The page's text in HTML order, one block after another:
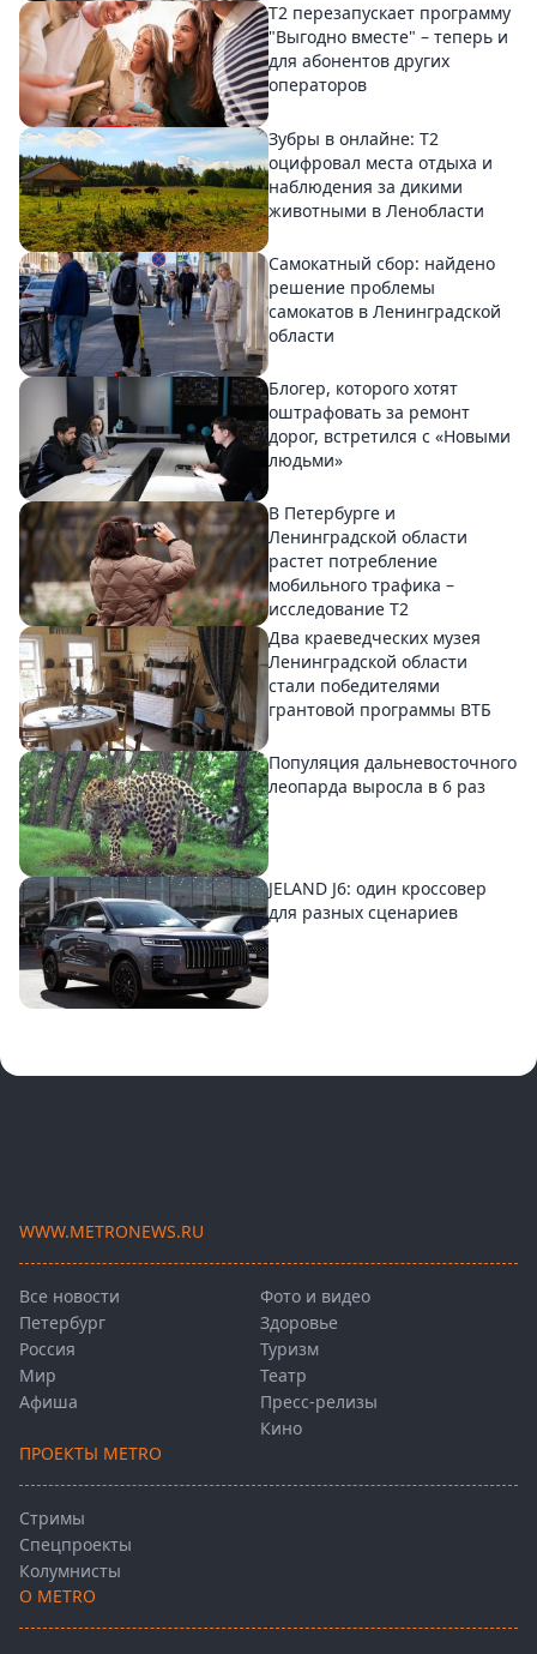
Т2 перезапускает программу
"Выгодно вместе" – теперь и
для абонентов других
операторов
Зубры в онлайне: Т2
оцифровал места отдыха и
наблюдения за дикими
животными в Ленобласти
Самокатный сбор: найдено
решение проблемы
самокатов в Ленинградской
области
Блогер, которого хотят
оштрафовать за ремонт
дорог, встретился с «Новыми
людьми»
В Петербурге и
Ленинградской области
растет потребление
мобильного трафика –
исследование T2
Два краеведческих музея
Ленинградской области
стали победителями
грантовой программы ВТБ
Популяция дальневосточного
леопарда выросла в 6 раз
JELAND J6: один кроссовер
для разных сценариев
WWW.METRONEWS.RU
Все новости
Петербург
Россия
Мир
Афиша
Фото и видео
Здоровье
Туризм
Театр
Пресс-релизы
Кино
ПРОЕКТЫ METRO
Стримы
Спецпроекты
Колумнисты
О METRO